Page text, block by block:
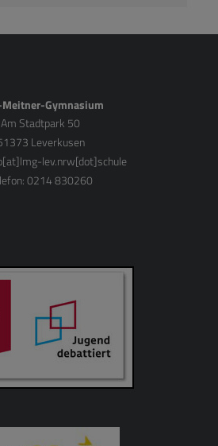
Gymnasium
Am Stadtpark 50
Leverkusen
lev.nrw[dot]schule
0214 830260